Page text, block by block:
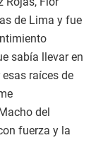
de Lima y fue
sabía llevar en
raíces de
del
fuerza y la